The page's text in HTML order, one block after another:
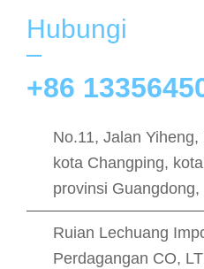
Hubungi
+86
No.11, Jalan
kota Changping,
provinsi Guangdong,
Ruian Lechuang
Perdagangan CO,